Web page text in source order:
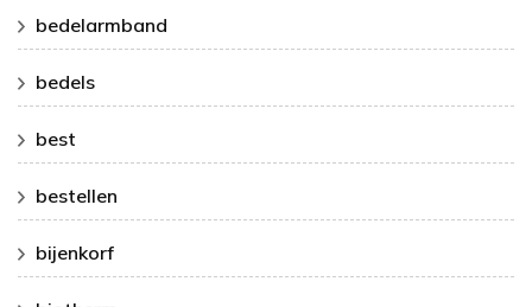
bedelarmband
bedels
best
bestellen
bijenkorf